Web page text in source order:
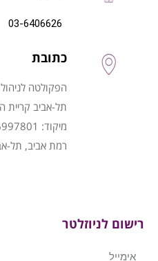
03-6406626
כתובת
הפקולטה
תל-אביב קריית
מיקוד: 6997801
רמת אביב, תל-
רישום לניוזלטר